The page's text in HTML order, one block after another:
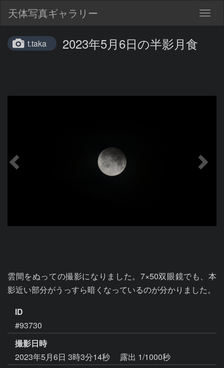
天体写真ギャラリー
t.taka 2023年5月6日の半影月食
雲間をぬっての撮影になりました。7×50双眼鏡でも、本
影近い部分がうっすら暗くなっているのが分かりました。
ID
#93730
撮影日時
2023年5月6日 3時3分14秒
露出 1/1000秒